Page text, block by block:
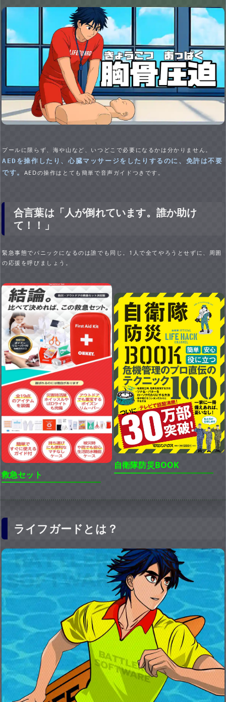
プールに限らず、海や山など、いつどこで必要になるかは分かりません。
AEDを操作したり、心臓マッサージをしたりするのに、免許は不要
です。 AEDの操作はとても簡単で音声ガイドつきです。
合言葉は「人が倒れています。誰か助け
て！！」
緊急事態でパニックになるのは誰でも同じ。1人で全てやろうとせずに、周囲
の応援を呼びましょう。
救急セット
自衛隊防災BOOK
ライフガードとは？